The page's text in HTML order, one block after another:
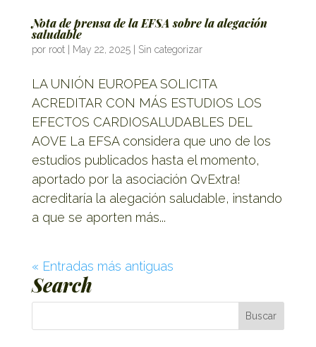
Nota de prensa de la EFSA sobre la alegación
saludable
por root| May 22, 2025| Sin categorizar
LA UNIÓN EUROPEA SOLICITA
ACREDITAR CON MÁS ESTUDIOS LOS
EFECTOS CARDIOSALUDABLES DEL
AOVE La EFSA considera que uno de los
estudios publicados hasta el momento,
aportado por la asociación QvExtra!
acreditaría la alegación saludable, instando
a que se aporten más...
« Entradas más antiguas
Search